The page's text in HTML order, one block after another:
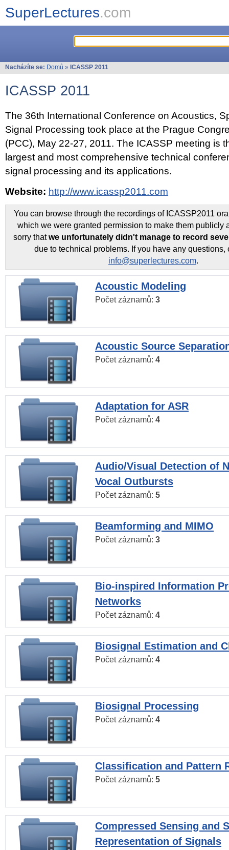
SuperLectures.com
Nacházíte se: Domů » ICASSP 2011
ICASSP 2011
The 36th International Conference on Acoustics,
Signal Processing took place at the Prague
(PCC), May 22-27, 2011. The ICASSP meeting is
largest and most comprehensive technical
signal processing and its applications.
Website: http://www.icassp2011.com
You can browse through the recordings of ICASSP2011
which we were granted permission to make them publicly
sorry thatwe unfortunately didn't manage to record
due to technical problems. If you have any questions,
info@superlectures.com.
Acoustic Modeling
Počet záznamů: 3
Acoustic Source
Počet záznamů: 4
Adaptation for ASR
Počet záznamů: 4
Audio/Visual Detection of
Vocal Outbursts
Počet záznamů: 5
Beamforming and MIMO
Počet záznamů: 3
Bio-inspired Information
Networks
Počet záznamů: 4
Biosignal Estimation and
Počet záznamů: 4
Biosignal Processing
Počet záznamů: 4
Classification and Pattern
Počet záznamů: 5
Compressed Sensing and
Representation of Signals